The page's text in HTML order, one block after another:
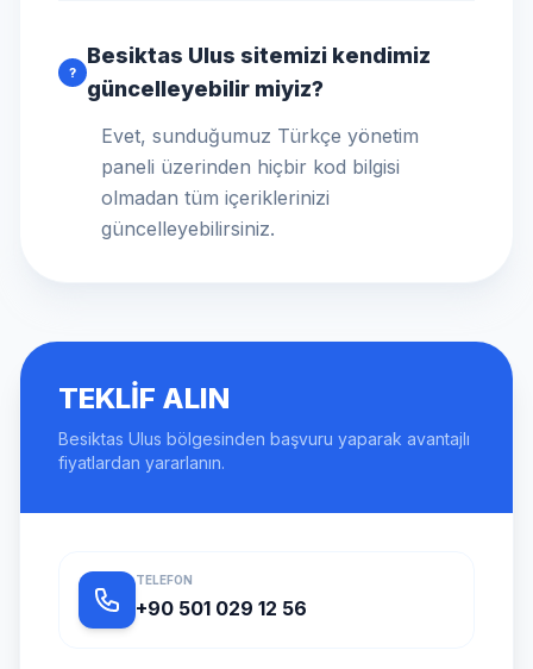
?
Besiktas Ulus sitemizi kendimiz
güncelleyebilir miyiz?
Evet, sunduğumuz Türkçe yönetim
paneli üzerinden hiçbir kod bilgisi
olmadan tüm içeriklerinizi
güncelleyebilirsiniz.
TEKLIF ALIN
Besiktas Ulus bölgesinden başvuru yaparak avantajlı
fiyatlardan yararlanın.
TELEFON
+90 501 029 12 56